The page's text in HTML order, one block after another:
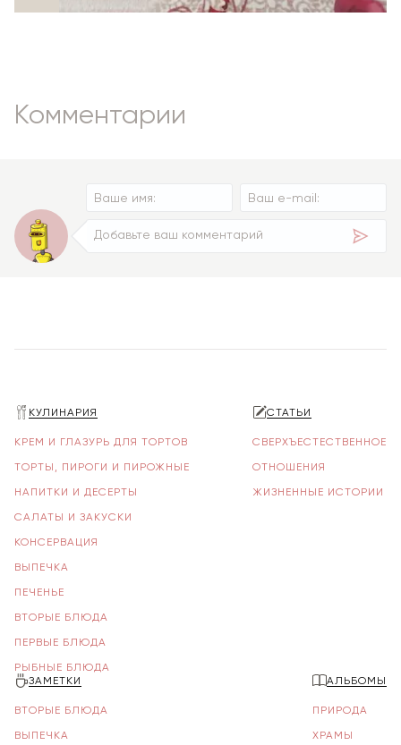
Комментарии
КУЛИНАРИЯ
КРЕМ И ГЛАЗУРЬ ДЛЯ ТОРТОВ
ТОРТЫ, ПИРОГИ И ПИРОЖНЫЕ
НАПИТКИ И ДЕСЕРТЫ
САЛАТЫ И ЗАКУСКИ
КОНСЕРВАЦИЯ
ВЫПЕЧКА
ПЕЧЕНЬЕ
ВТОРЫЕ БЛЮДА
ПЕРВЫЕ БЛЮДА
РЫБНЫЕ БЛЮДА
СТАТЬИ
СВЕРХЪЕСТЕСТВЕННОЕ
ОТНОШЕНИЯ
ЖИЗНЕННЫЕ ИСТОРИИ
ЗАМЕТКИ
ВТОРЫЕ БЛЮДА
ВЫПЕЧКА
АЛЬБОМЫ
ПРИРОДА
ХРАМЫ